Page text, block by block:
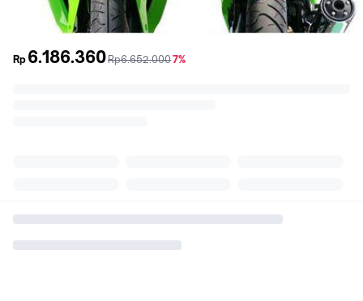
Rp 6.186.360sebelum
Rp6.652.000diskon
7%